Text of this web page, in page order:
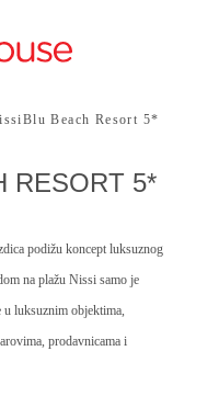
Beach Resort 5*
RESORT 5*
podižu koncept luksuznog
na plažu Nissi samo je
u luksuznim objektima,
prodavnicama i